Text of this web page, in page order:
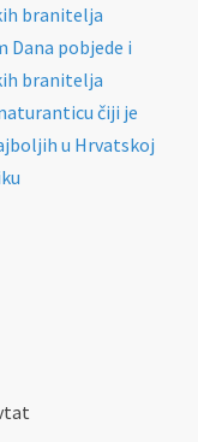
branitelja
Dana pobjede i
branitelja
čiji je
u Hrvatskoj